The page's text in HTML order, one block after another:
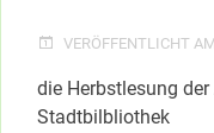
VERÖFFENTLICHT AM
die Herbstlesung
Stadtbilbliothek